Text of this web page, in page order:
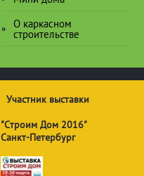
О каркасном
строительстве
Участник выставки
"Строим Дом 2016"
Санкт-Петербург